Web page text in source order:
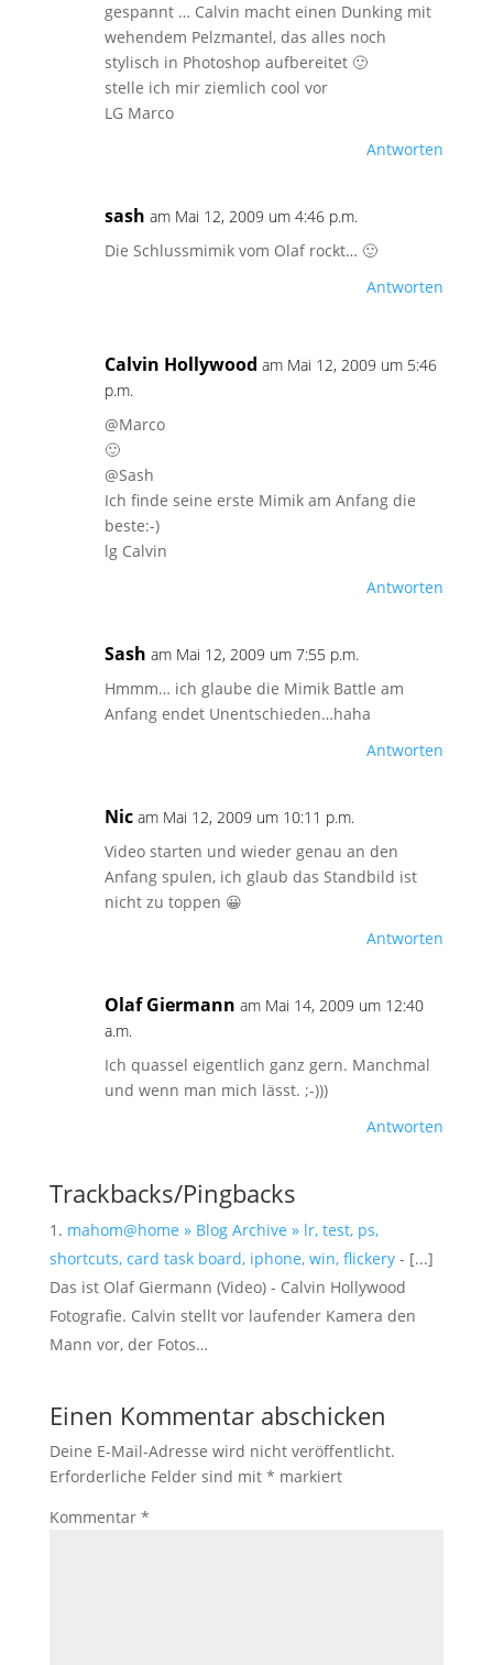
gespannt … Calvin macht einen Dunking mit
wehendem Pelzmantel, das alles noch
stylisch in Photoshop aufbereitet 🙂
stelle ich mir ziemlich cool vor
LG Marco
Antworten
sash am Mai 12, 2009 um 4:46 p.m.
Die Schlussmimik vom Olaf rockt… 🙂
Antworten
Calvin Hollywood am Mai 12, 2009 um 5:46
p.m.
@Marco
🙂
@Sash
Ich finde seine erste Mimik am Anfang die
beste:-)
lg Calvin
Antworten
Sash am Mai 12, 2009 um 7:55 p.m.
Hmmm… ich glaube die Mimik Battle am
Anfang endet Unentschieden…haha
Antworten
Nic am Mai 12, 2009 um 10:11 p.m.
Video starten und wieder genau an den
Anfang spulen, ich glaub das Standbild ist
nicht zu toppen 😀
Antworten
Olaf Giermann am Mai 14, 2009 um 12:40
a.m.
Ich quassel eigentlich ganz gern. Manchmal
und wenn man mich lässt. ;-)))
Antworten
Trackbacks/Pingbacks
mahom@home » Blog Archive » lr, test, ps,
shortcuts, card task board, iphone, win, flickery- [...]
Das ist Olaf Giermann (Video) - Calvin Hollywood
Fotografie. Calvin stellt vor laufender Kamera den
Mann vor, der Fotos…
Einen Kommentar abschicken
Deine E-Mail-Adresse wird nicht veröffentlicht.
Erforderliche Felder sind mit * markiert
Kommentar *